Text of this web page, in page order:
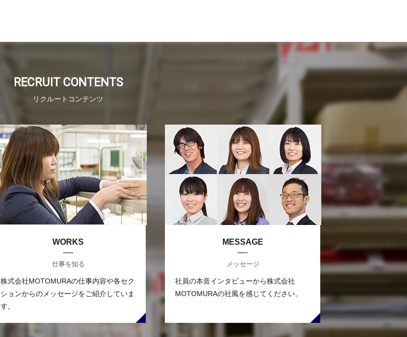
RECRUIT CONTENTS
リクルートコンテンツ
WORKS
仕事を知る
株式会社MOTOMURAの仕事内容や各セク
ションからのメッセージをご紹介していま
す。
MESSAGE
メッセージ
社員の本音インタビューから株式会社
MOTOMURAの社風を感じてください。